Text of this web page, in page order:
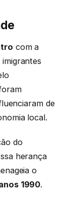
com a
de
local.
do
herança
o
1990.